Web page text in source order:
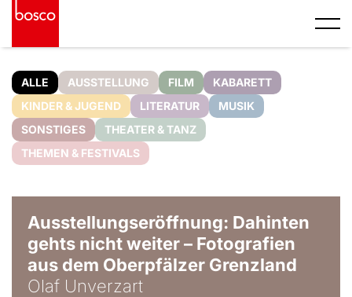
ALLE AUSSTELLUNG FILM
KABARETT
KINDER & JUGEND
LITERATUR
MUSIK
SONSTIGES
THEATER & TANZ
THEMEN & FESTIVALS
Ausstellungseröffnung: Dahinten
gehts nicht weiter – Fotografien
aus dem Oberpfälzer Grenzland
Olaf Unverzart